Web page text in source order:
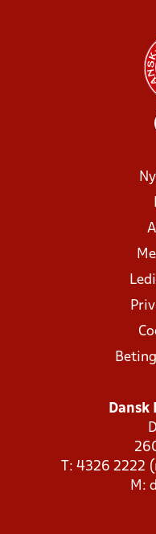
T: 4326 2222
M: